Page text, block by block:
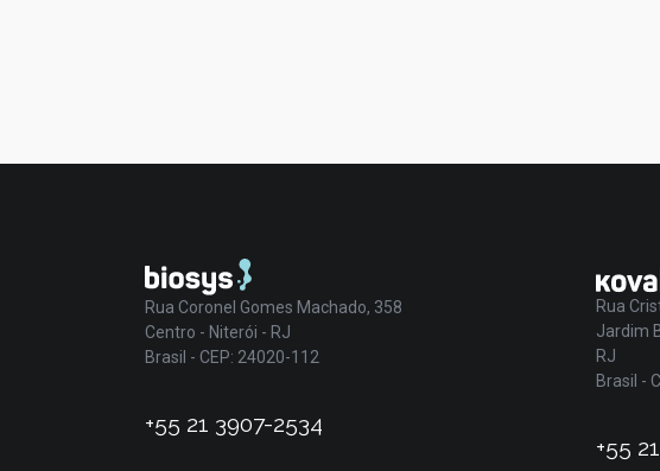
Rua Coronel Gomes Machado, 358
Centro - Niterói - RJ
Brasil - CEP: 24020-112
+55 21 3907-2534
Rua
Jardim
RJ
Brasil -
+55